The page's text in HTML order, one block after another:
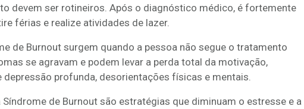
devem ser rotineiros. Após o diagnóstico médico, é fortemente
férias e realize atividades de lazer.
de Burnout surgem quando a pessoa não segue o tratamento
se agravam e podem levar a perda total da motivação,
profunda, desorientações físicas e mentais.
de Burnout são estratégias que diminuam o estresse e a